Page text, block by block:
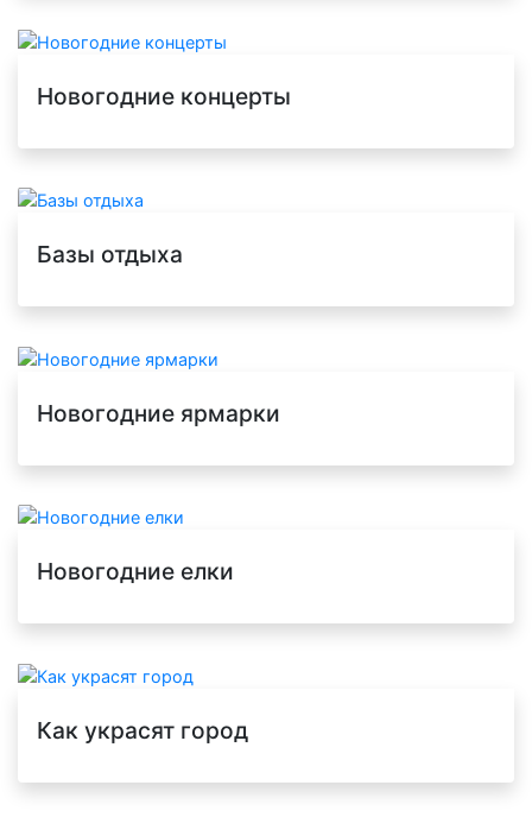
Новогодние концерты
Базы отдыха
Новогодние ярмарки
Новогодние елки
Как украсят город